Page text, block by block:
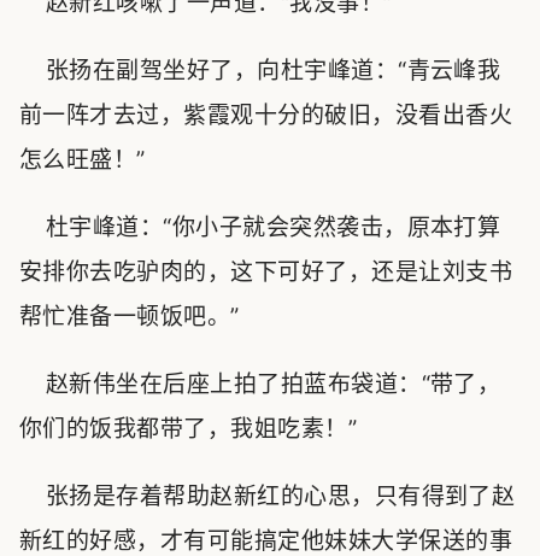
张扬在副驾坐好了，向杜宇峰道：“青云峰我
前一阵才去过，紫霞观十分的破旧，没看出香火
怎么旺盛！”
杜宇峰道：“你小子就会突然袭击，原本打算
安排你去吃驴肉的，这下可好了，还是让刘支书
帮忙准备一顿饭吧。”
赵新伟坐在后座上拍了拍蓝布袋道：“带了，
你们的饭我都带了，我姐吃素！”
张扬是存着帮助赵新红的心思，只有得到了赵
新红的好感，才有可能搞定他妹妹大学保送的事